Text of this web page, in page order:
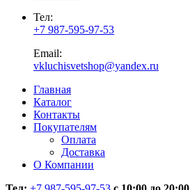
Тел:
+7 987-595-97-53
Email:
vkluchisvetshop@yandex.ru
Главная
Каталог
Контакты
Покупателям
Оплата
Доставка
О Компании